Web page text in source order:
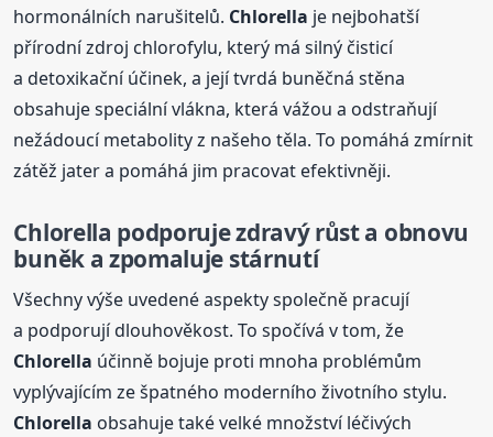
hormonálních narušitelů. Chlorella je nejbohatší
přírodní zdroj chlorofylu, který má silný čisticí
a detoxikační účinek, a její tvrdá buněčná stěna
obsahuje speciální vlákna, která vážou a odstraňují
nežádoucí metabolity z našeho těla. To pomáhá zmírnit
zátěž jater a pomáhá jim pracovat efektivněji.
Chlorella podporuje zdravý růst a obnovu
buněk a zpomaluje stárnutí
Všechny výše uvedené aspekty společně pracují
a podporují dlouhověkost. To spočívá v tom, že
Chlorella účinně bojuje proti mnoha problémům
vyplývajícím ze špatného moderního životního stylu.
Chlorella obsahuje také velké množství léčivých